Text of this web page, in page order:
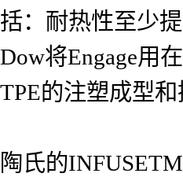
括：耐热性至少
Dow将Engage用
TPE的注塑成型和
陶氏的